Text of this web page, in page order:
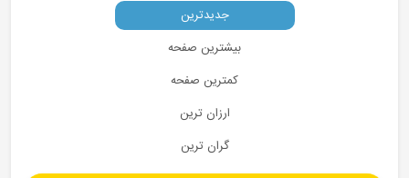
بیشترین صفحه
کمترین صفحه